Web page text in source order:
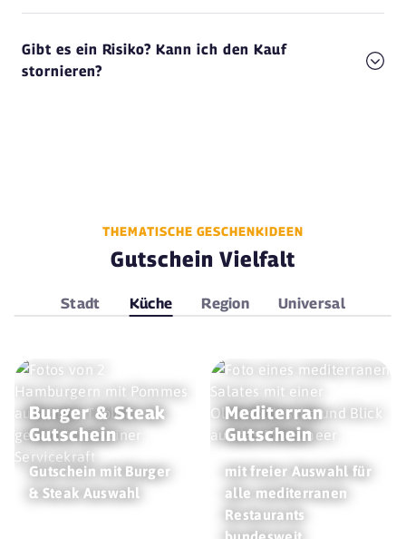
Gibt es ein Risiko? Kann ich den Kauf
stornieren?
THEMATISCHE GESCHENKIDEEN
Gutschein Vielfalt
Stadt Küche Region Universal
Burger & Steak
Gutschein
Gutschein mit Burger
& Steak Auswahl
Mediterran
Gutschein
mit freier Auswahl für
alle mediterranen
Restaurants